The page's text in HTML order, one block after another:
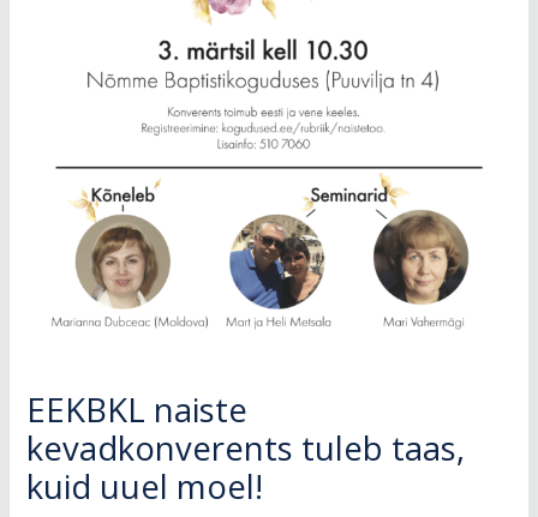
EEKBKL naiste
kevadkonverents tuleb taas,
kuid uuel moel!